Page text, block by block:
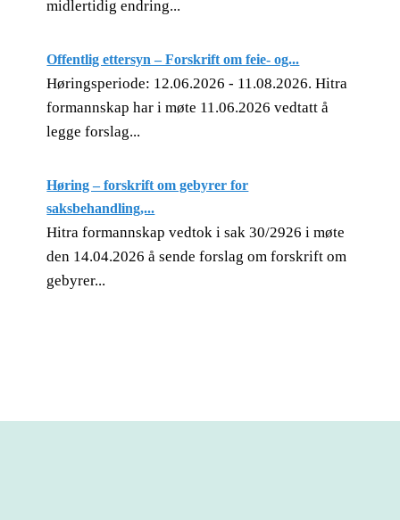
midlertidig endring...
Offentlig ettersyn – Forskrift om feie- og...
Høringsperiode: 12.06.2026 - 11.08.2026. Hitra
formannskap har i møte 11.06.2026 vedtatt å
legge forslag...
Høring – forskrift om gebyrer for
saksbehandling,...
Hitra formannskap vedtok i sak 30/2926 i møte
den 14.04.2026 å sende forslag om forskrift om
gebyrer...